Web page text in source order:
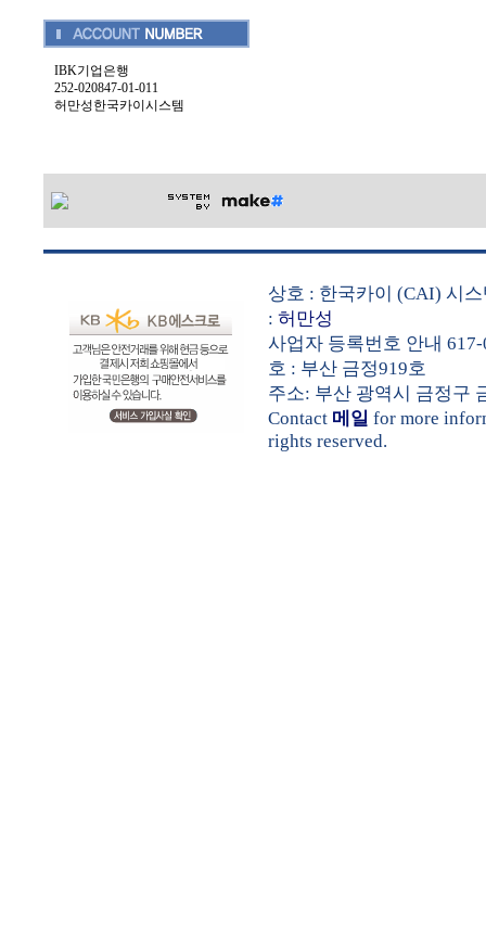
IBK기업은행
252-020847-01-011
허만성한국카이시스템
상호 : 한국카이 (CAI) 시
: 허만성
사업자 등록번호 안내
호 : 부산 금정919호
주소: 부산 광역시 금정구
Contact 메일 for more
rights reserved.